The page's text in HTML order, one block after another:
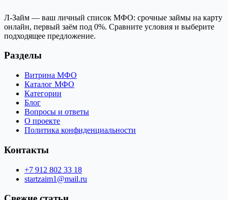
Л-Займ — ваш личный список МФО: срочные займы на карту
онлайн, первый заём под 0%. Сравните условия и выберите
подходящее предложение.
Разделы
Витрина МФО
Каталог МФО
Категории
Блог
Вопросы и ответы
О проекте
Политика конфиденциальности
Контакты
+7 912 802 33 18
startzaim1@mail.ru